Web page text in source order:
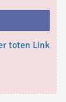
toten Link